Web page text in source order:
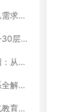
一站式
务介绍
式交付
全覆盖
设计